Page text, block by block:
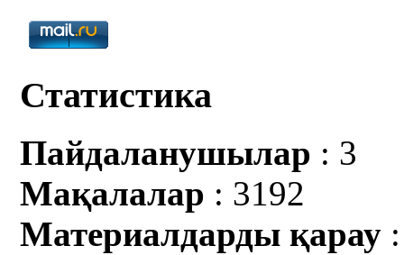
Статистика
Пайдаланушылар : 3
Мақалалар : 3192
Материалдарды қарау